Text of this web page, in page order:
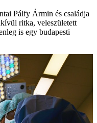
Pálfy Ármin és családja
ritka, veleszületett
is egy budapesti